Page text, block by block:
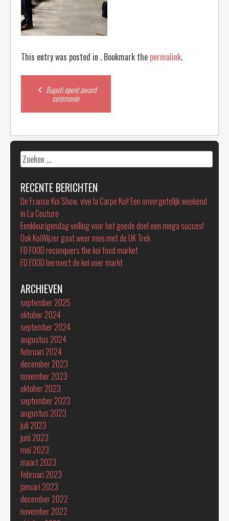
This entry was posted in . Bookmark the permalink.
Post
navigation
Bupati opent award
ceremonie
Zoeken
naar:
RECENTE BERICHTEN
De Franse Koi Show, vive la Carpe Koï! Een onvergetelijk weekend
in La Couture
Eenkleurigendag veiling voor het goede doel een mega succes!
Ook KoiWijzer gaat weer mee met de UK Trek
FD FOOD reconquers the koi food market
FD FOOD herovert de koi voer markt
ARCHIEVEN
september 2025
oktober 2024
september 2024
augustus 2024
februari 2024
december 2023
november 2023
oktober 2023
september 2023
augustus 2023
juli 2023
juni 2023
mei 2023
maart 2023
februari 2023
januari 2023
december 2022
november 2022